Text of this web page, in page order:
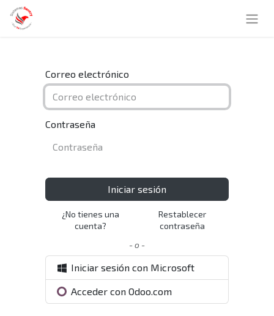
Correo electrónico
Contraseña
Iniciar sesión
¿No tienes una
cuenta?
Restablecer
contraseña
- o -
Iniciar sesión con Microsoft
Acceder con Odoo.com